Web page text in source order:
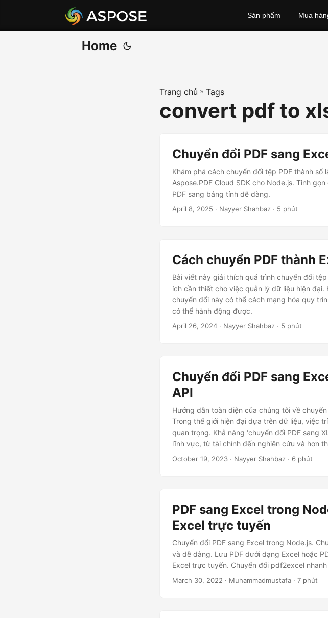
Sản phẩm Mua
Home
Trang chủ » Tags
convert pdf to
Chuyển đổi PDF sang
Khám phá cách chuyển đổi tệp PDF thành sổ
Aspose.PDF Cloud SDK cho Node.js. Tinh
PDF sang bảng tính dễ dàng.
April 8, 2025 · Nayyer Shahbaz · 5 phút
Cách chuyển PDF thành
Bài viết này giải thích quá trình chuyển đổi
ích cần thiết cho việc quản lý dữ liệu hiện
chuyển đổi này có thể cách mạng hóa quy
có thể hành động được.
April 26, 2024 · Nayyer Shahbaz · 5 phút
Chuyển đổi PDF sang
API
Hướng dẫn toàn diện của chúng tôi về
Trong thế giới hiện đại dựa trên dữ liệu, việc
quan trọng. Khả năng ‘chuyển đổi PDF sang
lĩnh vực, từ tài chính đến nghiên cứu và hơn
October 19, 2023 · Nayyer Shahbaz · 6 phút
PDF sang Excel trong
Excel trực tuyến
Chuyển đổi PDF sang Excel trong Node.js.
và dễ dàng. Lưu PDF dưới dạng Excel hoặc
Excel trực tuyến. Chuyển đổi pdf2excel
March 30, 2022 · Muhammadmustafa · 7 phút